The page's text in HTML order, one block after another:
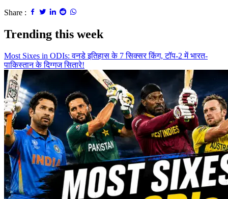
Share :
Trending this week
Most Sixes in ODIs: वनडे इतिहास के 7 सिक्सर किंग, टॉप-2 में भारत-
पाकिस्तान के दिग्गज सितारे!